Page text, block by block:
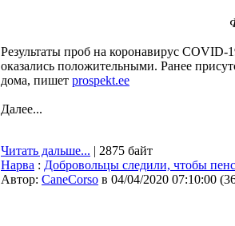
Результаты проб на коронавирус COVID-
оказались положительными. Ранее
дома, пишет prospekt.ee
Далее...
Читать дальше... | 2875 байт
Нарва : Добровольцы следили, чтобы
Автор: CaneCorso в 04/04/2020 07:10:00 (